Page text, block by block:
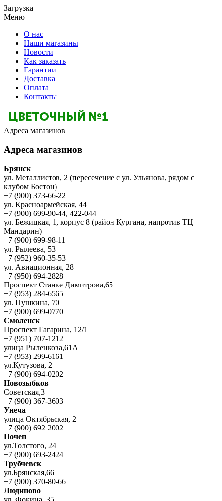
Загрузка
Меню
О нас
Наши магазины
Новости
Как заказать
Гарантии
Доставка
Оплата
Контакты
Адреса магазинов
Адреса магазинов
Брянск
ул. Металлистов, 2 (пересечение с ул. Ульянова, рядом с
клубом Бостон)
+7 (900) 373-66-22
ул. Красноармейская, 44
+7 (900) 699-90-44, 422-044
ул. Бежицкая, 1, корпус 8 (район Кургана, напротив ТЦ
Мандарин)
+7 (900) 699-98-11
ул. Рылеева, 53
+7 (952) 960-35-53
ул. Авиационная, 28
+7 (950) 694-2828
Проспект Станке Димитрова,65
+7 (953) 284-6565
ул. Пушкина, 70
+7 (900) 699-0770
Смоленск
Проспект Гагарина, 12/1
+7 (951) 707-1212
улица Рыленкова,61А
+7 (953) 299-6161
ул.Кутузова, 2
+7 (900) 694-0202
Новозыбков
Советская,3
+7 (900) 367-3603
Унеча
улица Октябрьская, 2
+7 (900) 692-2002
Почеп
ул.Толстого, 24
+7 (900) 693-2424
Трубчевск
ул.Брянская,66
+7 (900) 370-80-66
Людиново